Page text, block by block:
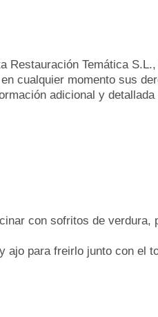
Restauración Temática
cualquier momento sus
adicional y
con sofritos de
ajo para freirlo junto con el